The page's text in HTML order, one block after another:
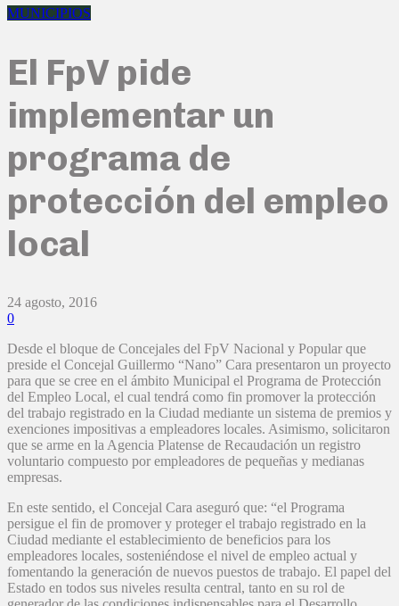
MUNICIPIOS
El FpV pide
implementar un
programa de
protección del empleo
local
24 agosto, 2016
0
Desde el bloque de Concejales del FpV Nacional y Popular que
preside el Concejal Guillermo “Nano” Cara presentaron un proyecto
para que se cree en el ámbito Municipal el Programa de Protección
del Empleo Local, el cual tendrá como fin promover la protección
del trabajo registrado en la Ciudad mediante un sistema de premios y
exenciones impositivas a empleadores locales. Asimismo, solicitaron
que se arme en la Agencia Platense de Recaudación un registro
voluntario compuesto por empleadores de pequeñas y medianas
empresas.
En este sentido, el Concejal Cara aseguró que: “el Programa
persigue el fin de promover y proteger el trabajo registrado en la
Ciudad mediante el establecimiento de beneficios para los
empleadores locales, sosteniéndose el nivel de empleo actual y
fomentando la generación de nuevos puestos de trabajo. El papel del
Estado en todos sus niveles resulta central, tanto en su rol de